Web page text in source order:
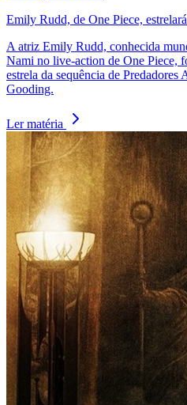
Emily Rudd, de One Piece,
A atriz Emily Rudd, conhecida
Nami no live-action de One Piece,
estrela da sequência de Predadores
Gooding.
Ler matéria